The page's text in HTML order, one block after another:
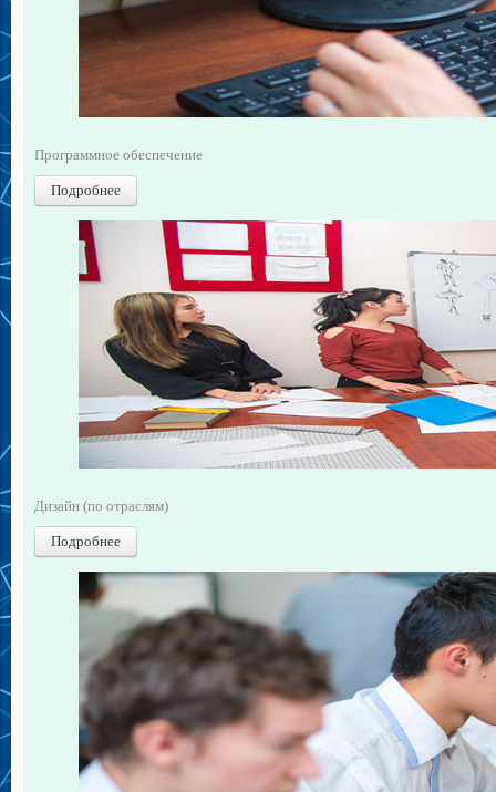
Программное обеспечение
Подробнее
Дизайн (по отраслям)
Подробнее